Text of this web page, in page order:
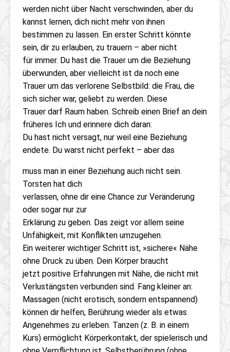
werden nicht über Nacht verschwinden, aber du
kannst lernen, dich nicht mehr von ihnen
bestimmen zu lassen. Ein erster Schritt könnte
sein, dir zu erlauben, zu trauern – aber nicht
für immer. Du hast die Trauer um die Beziehung
überwunden, aber vielleicht ist da noch eine
Trauer um das verlorene Selbstbild: die Frau, die
sich sicher war, geliebt zu werden. Diese
Trauer darf Raum haben. Schreib einen Brief an dein
früheres Ich und erinnere dich daran:
Du hast nicht versagt, nur weil eine Beziehung
endete. Du warst nicht perfekt – aber das
muss man in einer Beziehung auch nicht sein.
Torsten hat dich
verlassen, ohne dir eine Chance zur Veränderung
oder sogar nur zur
Erklärung zu geben. Das zeigt vor allem seine
Unfähigkeit, mit Konflikten umzugehen.
Ein weiterer wichtiger Schritt ist, »sichere« Nähe
ohne Druck zu üben. Dein Körper braucht
jetzt positive Erfahrungen mit Nähe, die nicht mit
Verlustängsten verbunden sind. Fang kleiner an:
Massagen (nicht erotisch, sondern entspannend)
können dir helfen, Berührung wieder als etwas
Angenehmes zu erleben. Tanzen (z. B. in einem
Kurs) ermöglicht Körperkontakt, der spielerisch und